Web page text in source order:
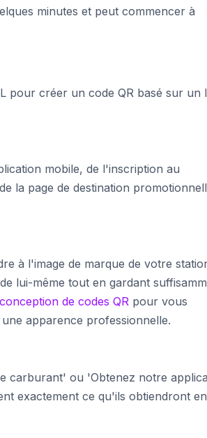
minutes et peut commencer à
pour créer un code QR basé sur un
mobile, de l'inscription au
la page de destination
à l'image de marque de votre
lui-même tout en gardant
de codes QR pour vous
apparence professionnelle.
carburant' ou 'Obtenez notre
exactement ce qu'ils obtiendront en